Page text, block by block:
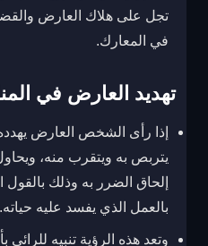
تجل على هلاك العارض
في المعارك.
تهديد العارض في
إذا رأى الشخص العارض
يتربص به ويتقرب منه،
إلحاق الضرر به وذلك بالقول
بالعمل الذي يفسد عليه حياته.
وتعد هذه الرؤية تنبيه للرائي